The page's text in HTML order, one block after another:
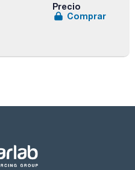
Precio
Comprar